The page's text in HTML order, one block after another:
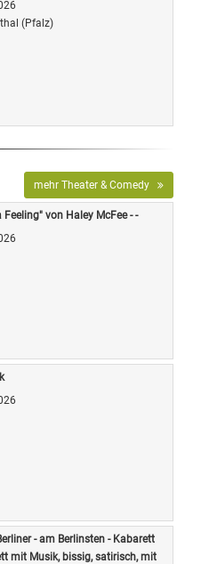
(Pfalz)
mehr Theater & Comedy
Feeling" von Haley McFee - -
- am Berlinsten - Kabarett
mit Musik, bissig, satirisch, mit